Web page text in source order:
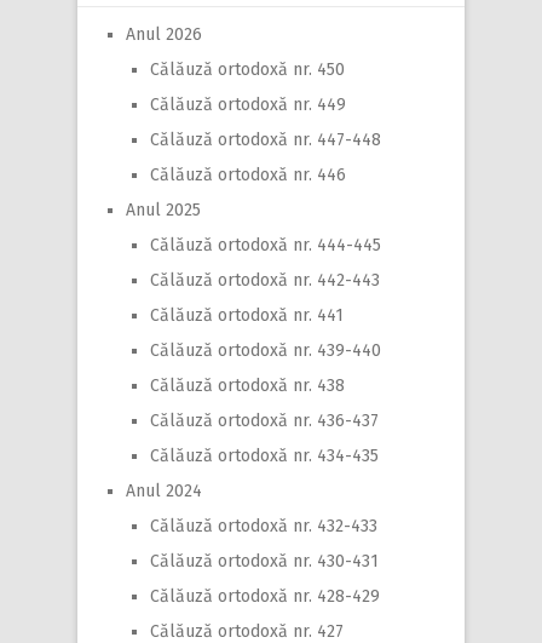
Anul 2026
Călăuză ortodoxă nr. 450
Călăuză ortodoxă nr. 449
Călăuză ortodoxă nr. 447-448
Călăuză ortodoxă nr. 446
Anul 2025
Călăuză ortodoxă nr. 444-445
Călăuză ortodoxă nr. 442-443
Călăuză ortodoxă nr. 441
Călăuză ortodoxă nr. 439-440
Călăuză ortodoxă nr. 438
Călăuză ortodoxă nr. 436-437
Călăuză ortodoxă nr. 434-435
Anul 2024
Călăuză ortodoxă nr. 432-433
Călăuză ortodoxă nr. 430-431
Călăuză ortodoxă nr. 428-429
Călăuză ortodoxă nr. 427